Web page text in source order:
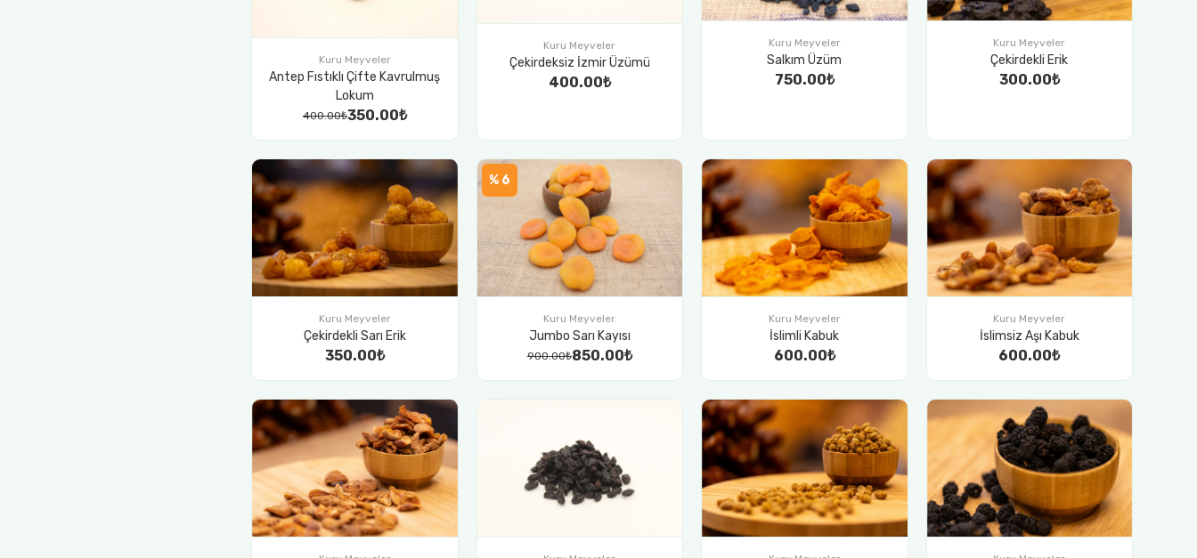
Kuru Meyveler
Antep Fıstıklı Çifte Kavrulmuş
Lokum
400.00₺350.00₺
Kuru Meyveler
Çekirdeksiz İzmir Üzümü
400.00₺
Kuru Meyveler
Salkım Üzüm
750.00₺
Kuru Meyveler
Çekirdekli Erik
300.00₺
Kuru Meyveler
Çekirdekli Sarı Erik
350.00₺
Kuru Meyveler
Jumbo Sarı Kayısı
900.00₺850.00₺
% 6
Kuru Meyveler
İslimli Kabuk
600.00₺
Kuru Meyveler
İslimsiz Aşı Kabuk
600.00₺